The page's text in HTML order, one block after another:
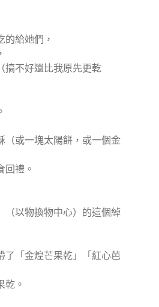
的給她們，
搞不好還比我原先更乾
（或一塊太陽餅，或一個金
回禮。
（以物換物中心）的這個綽
了「金煌芒果乾」「紅心芭
乾。